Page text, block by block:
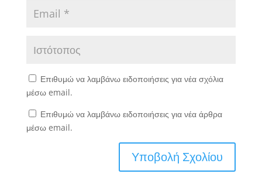
Επιθυμώ να λαμβάνω ειδοποιήσεις για νέα σχόλια
μέσω email.
Επιθυμώ να λαμβάνω ειδοποιήσεις για νέα άρθρα
μέσω email.